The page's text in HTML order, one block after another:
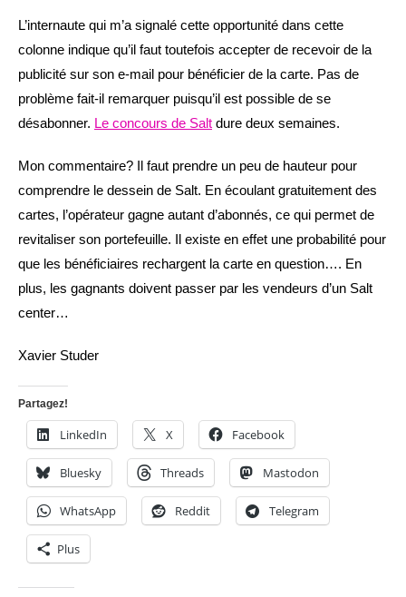
L’internaute qui m’a signalé cette opportunité dans cette
colonne indique qu’il faut toutefois accepter de recevoir de la
publicité sur son e-mail pour bénéficier de la carte. Pas de
problème fait-il remarquer puisqu’il est possible de se
désabonner. Le concours de Salt dure deux semaines.
Mon commentaire? Il faut prendre un peu de hauteur pour
comprendre le dessein de Salt. En écoulant gratuitement des
cartes, l’opérateur gagne autant d’abonnés, ce qui permet de
revitaliser son portefeuille. Il existe en effet une probabilité pour
que les bénéficiaires rechargent la carte en question…. En
plus, les gagnants doivent passer par les vendeurs d’un Salt
center…
Xavier Studer
Partagez!
LinkedIn X Facebook
Bluesky Threads Mastodon
WhatsApp Reddit Telegram
Plus